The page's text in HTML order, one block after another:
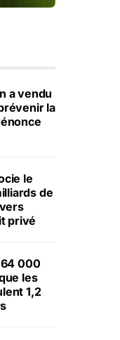
a vendu
la
le
de
privé
000
les
1,2